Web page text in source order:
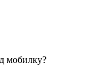
мобилку?